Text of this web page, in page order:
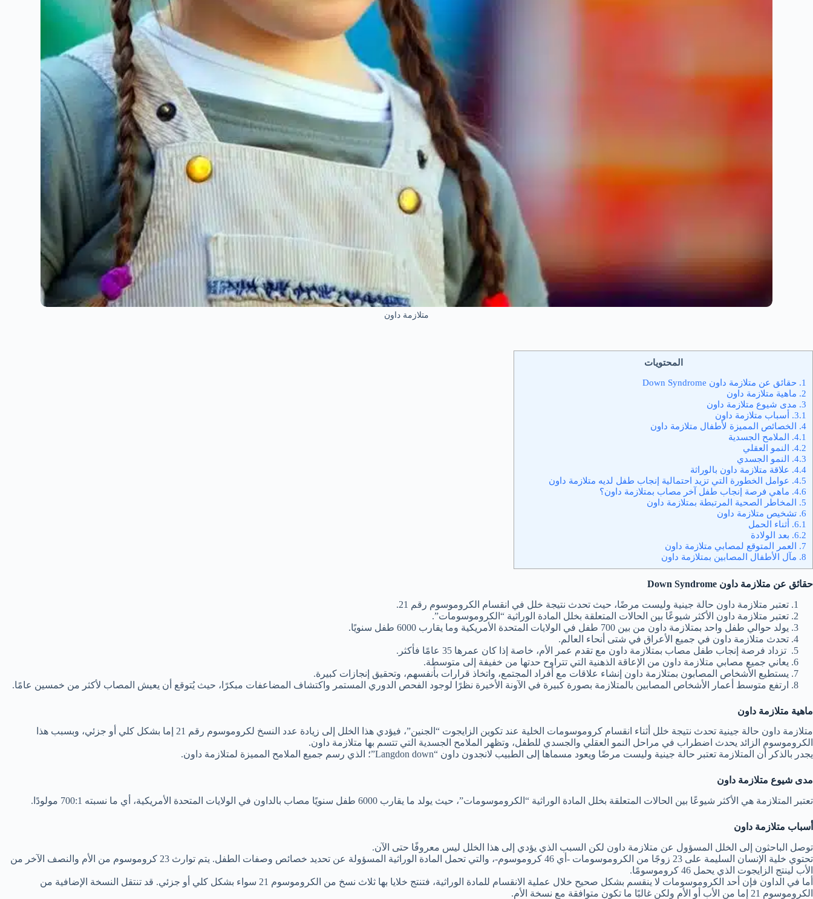
متلازمة داون
المحتويات
1. حقائق عن متلازمة داون Down Syndrome
2. ماهية متلازمة داون
3. مدى شيوع متلازمة داون
3.1. أسباب متلازمة داون
4. الخصائص المميزة لأطفال متلازمة داون
4.1. الملامح الجسدية
4.2. النمو العقلي
4.3. النمو الجسدي
4.4. علاقة متلازمة داون بالوراثة
4.5. عوامل الخطورة التي تزيد احتمالية إنجاب طفل لديه متلازمة داون
4.6. ماهي فرصة إنجاب طفل آخر مصاب بمتلازمة داون؟
5. المخاطر الصحية المرتبطة بمتلازمة داون
6. تشخيص متلازمة داون
6.1. أثناء الحمل
6.2. بعد الولادة
7. العمر المتوقع لمصابي متلازمة داون
8. مآل الأطفال المصابين بمتلازمة داون
حقائق عن متلازمة داون Down Syndrome
تعتبر متلازمة داون حالة جينية وليست مرضًا، حيث تحدث نتيجة خلل في انقسام الكروموسوم رقم 21.
تعتبر متلازمة داون الأكثر شيوعًا بين الحالات المتعلقة بخلل المادة الوراثية “الكروموسومات”.
يولد حوالي طفل واحد بمتلازمة داون من بين 700 طفل في الولايات المتحدة الأمريكية وما يقارب 6000 طفل سنويًا.
تحدث متلازمة داون في جميع الأعراق في شتى أنحاء العالم.
تزداد فرصة إنجاب طفل مصاب بمتلازمة داون مع تقدم عمر الأم، خاصة إذا كان عمرها 35 عامًا فأكثر.
يعاني جميع مصابي متلازمة داون من الإعاقة الذهنية التي تتراوح حدتها من خفيفة إلى متوسطة.
يستطيع الأشخاص المصابون بمتلازمة داون إنشاء علاقات مع أفراد المجتمع، واتخاذ قرارات بأنفسهم، وتحقيق إنجازات كبيرة.
ارتفع متوسط أعمار الأشخاص المصابين بالمتلازمة بصورة كبيرة في الآونة الأخيرة نظرًا لوجود الفحص الدوري المستمر واكتشاف المضاعفات مبكرًا، حيث يُتوقع أن يعيش المصاب لأكثر من خمسين عامًا.
ماهية متلازمة داون
متلازمة داون حالة جينية تحدث نتيجة خلل أثناء انقسام كروموسومات الخلية عند تكوين الزايجوت “الجنين”، فيؤدي هذا الخلل إلى زيادة عدد النسخ لكروموسوم رقم 21 إما بشكل كلي أو جزئي، وبسبب هذا
الكروموسوم الزائد يحدث اضطراب في مراحل النمو العقلي والجسدي للطفل، وتظهر الملامح الجسدية التي تتسم بها متلازمة داون.
يجدر بالذكر أن المتلازمة تعتبر حالة جينية وليست مرضًا ويعود مسماها إلى الطبيب لانجدون داون “Langdon down”؛ الذي رسم جميع الملامح المميزة لمتلازمة داون.
مدى شيوع متلازمة داون
تعتبر المتلازمة هي الأكثر شيوعًا بين الحالات المتعلقة بخلل المادة الوراثية “الكروموسومات”، حيث يولد ما يقارب 6000 طفل سنويًا مصاب بالداون في الولايات المتحدة الأمريكية، أي ما نسبته 700:1 مولودًا.
أسباب متلازمة داون
توصل الباحثون إلى الخلل المسؤول عن متلازمة داون لكن السبب الذي يؤدي إلى هذا الخلل ليس معروفًا حتى الآن.
تحتوي خلية الإنسان السليمة على 23 زوجًا من الكروموسومات -أي 46 كروموسوم-، والتي تحمل المادة الوراثية المسؤولة عن تحديد خصائص وصفات الطفل. يتم توارث 23 كروموسوم من الأم والنصف الآخر من
الأب لينتج الزايجوت الذي يحمل 46 كروموسومًا.
أما في الداون فإن أحد الكروموسومات لا ينقسم بشكل صحيح خلال عملية الانقسام للمادة الوراثية، فتنتج خلايا بها ثلاث نسخ من الكروموسوم 21 سواء بشكل كلي أو جزئي. قد تنتقل النسخة الإضافية من
الكروموسوم 21 إما من الأب أو الأم ولكن غالبًا ما تكون متوافقة مع نسخة الأم.